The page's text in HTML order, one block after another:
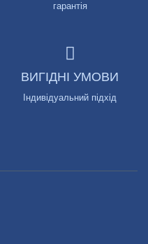
гарантія
ВИГІДНІ УМОВИ
Індивідуальний підхід